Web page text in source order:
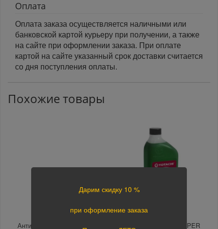
Оплата
Оплата заказа осуществляется наличными или
банковской картой курьеру при получении, а также
на сайте при оформлении заказа. При оплате
картой на сайте указанный срок доставки считается
со дня поступления оплаты.
Похожие товары
Антифриз Sibiria -40 Антифриз TOTACHI SUPER
Дарим скидку 10 %
при оформление заказа